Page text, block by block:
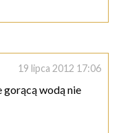
19 lipca 2012 17:06
gorącą wodą nie